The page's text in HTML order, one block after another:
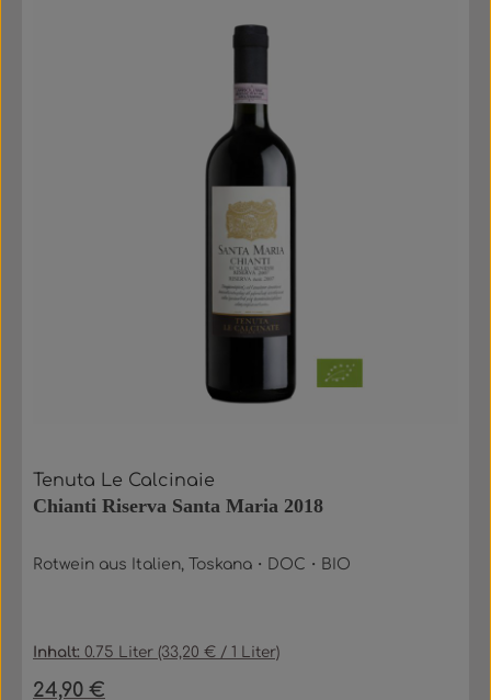
Tenuta Le Calcinaie
Chianti Riserva Santa Maria 2018
Rotwein aus Italien, Toskana・DOC・BIO
Inhalt:0.75 Liter (33,20 € / 1 Liter)
Regulärer Preis:
24,90 €